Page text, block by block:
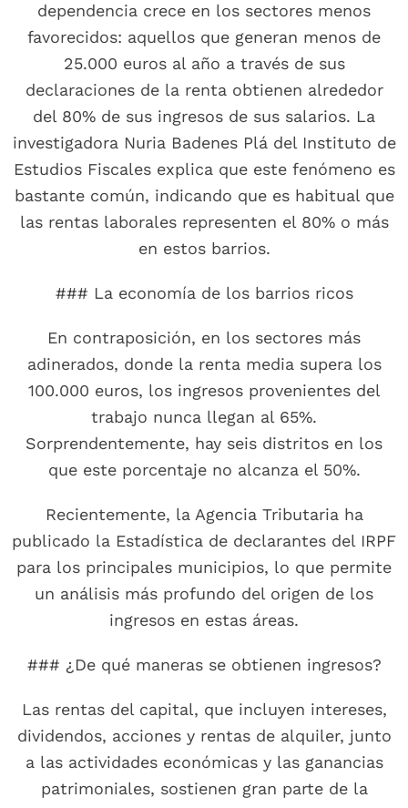
dependencia crece en los sectores menos
favorecidos: aquellos que generan menos de
25.000 euros al año a través de sus
declaraciones de la renta obtienen alrededor
del 80% de sus ingresos de sus salarios. La
investigadora Nuria Badenes Plá del Instituto de
Estudios Fiscales explica que este fenómeno es
bastante común, indicando que es habitual que
las rentas laborales representen el 80% o más
en estos barrios.
### La economía de los barrios ricos
En contraposición, en los sectores más
adinerados, donde la renta media supera los
100.000 euros, los ingresos provenientes del
trabajo nunca llegan al 65%.
Sorprendentemente, hay seis distritos en los
que este porcentaje no alcanza el 50%.
Recientemente, la Agencia Tributaria ha
publicado la Estadística de declarantes del IRPF
para los principales municipios, lo que permite
un análisis más profundo del origen de los
ingresos en estas áreas.
### ¿De qué maneras se obtienen ingresos?
Las rentas del capital, que incluyen intereses,
dividendos, acciones y rentas de alquiler, junto
a las actividades económicas y las ganancias
patrimoniales, sostienen gran parte de la